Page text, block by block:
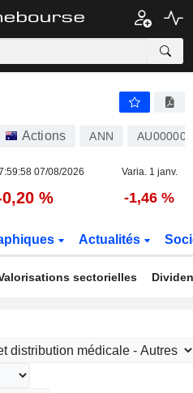
Actions ANN
07/08/2026 Varia. 1 janv.
% -1,46 %
Actualités
sectorielles